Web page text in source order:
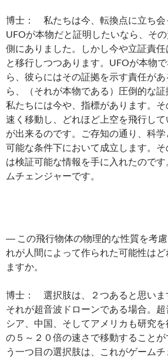
博士： 私たちは今、転換点に立ち会
UFOが本物だと証明したいなら、そ
側にありました。しかし今や立証責
と移行しつつあります。UFOが本物
ら、彼らにはその証拠を示す責任が
ら、（それが本物である）圧倒的な証
私たちには今や、指標があります。
速く移動し、どれほど上空を飛行し
が出来るのです。ご存知の通り、科
可能な条件下において成立します。
は検証可能な情報を手に入れたので
ムチェンジャーです。
― この飛行物体の物理的な性質を考
れが人間によって作られた可能性は
ますか。
博士： 選択肢は、２つあると思いま
それが超音波ドローンである場合。
シア、中国、そしてアメリカも研究
の５～２０倍の速さで移動すること
う一つ目の選択肢は、これがゲーム